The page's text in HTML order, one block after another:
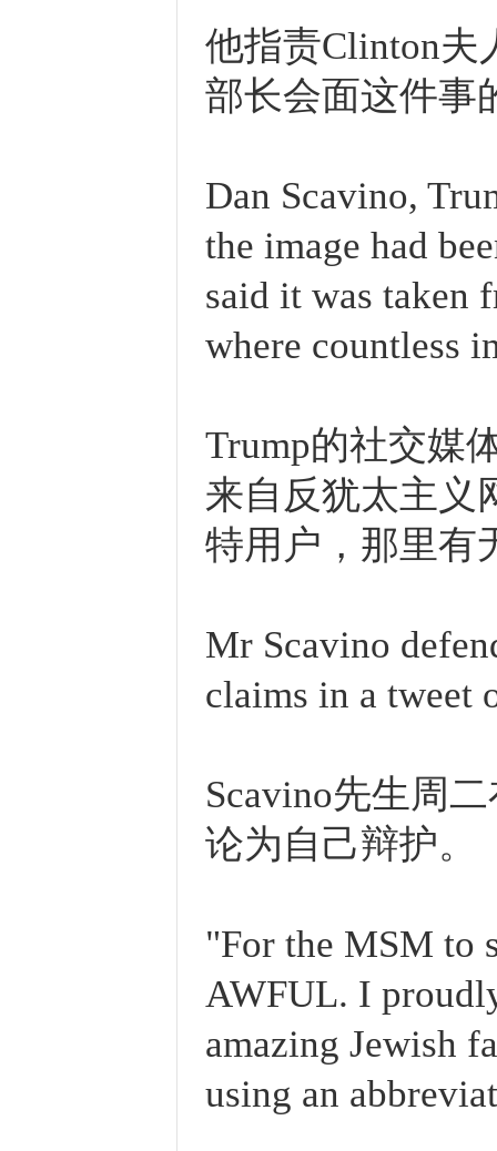
他指责Clinton夫
部长会面这件事
Dan Scavino,
the image had
said it was taken
where countless
Trump的社交媒
来自反犹太主义
特用户，那里有
Mr Scavino
claims in a tweet
Scavino先生周
论为自己辩护。
"For the MSM to
AWFUL. I
amazing Jewish
using an